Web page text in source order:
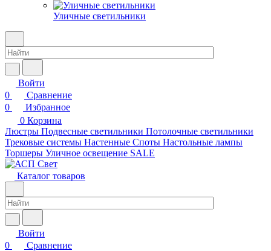
Уличные светильники
Войти
0
Сравнение
0
Избранное
0 Корзина
Люстры Подвесные светильники Потолочные светильники
Трековые системы Настенные Споты Настольные лампы
Торшеры Уличное освещение SALE
Каталог товаров
Войти
0
Сравнение